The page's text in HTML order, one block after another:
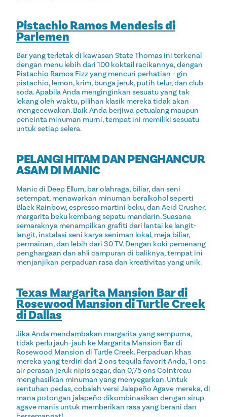
Pistachio Ramos Mendesis di
Parlemen
Bar yang terletak di kawasan State Thomas ini terkenal
dengan menu lebih dari 100 koktail racikannya, dengan
Pistachio Ramos Fizz yang mencuri perhatian - gin
pistachio, lemon, krim, bunga jeruk, putih telur, dan club
soda. Apabila Anda menginginkan sesuatu yang tak
lekang oleh waktu, pilihan klasik mereka tidak akan
mengecewakan. Baik Anda berjiwa petualang maupun
pencinta minuman murni, tempat ini memiliki sesuatu
untuk setiap selera.
PELANGI HITAM DAN PENGHANCUR
ASAM DI MANIC
Manic di Deep Ellum, bar olahraga, biliar, dan seni
setempat, menawarkan minuman beralkohol seperti
Black Rainbow, espresso martini beku, dan Acid Crusher,
margarita beku kembang sepatu mandarin. Suasana
semaraknya menampilkan grafiti dari lantai ke langit-
langit, instalasi seni karya seniman lokal, meja biliar,
permainan, dan lebih dari 30 TV. Dengan koki pemenang
penghargaan dan ahli campuran di baliknya, tempat ini
menjanjikan perpaduan rasa dan kreativitas yang unik.
Texas Margarita Mansion Bar di
Rosewood Mansion di Turtle Creek
di Dallas
Jika Anda mendambakan margarita yang sempurna,
tidak perlu jauh-jauh ke Margarita Mansion Bar di
Rosewood Mansion di Turtle Creek. Perpaduan khas
mereka yang terdiri dari 2 ons tequila favorit Anda, 1 ons
air perasan jeruk nipis segar, dan 0,75 ons Cointreau
menghasilkan minuman yang menyegarkan. Untuk
sentuhan pedas, cobalah versi Jalapeño Agave mereka, di
mana potongan jalapeño dikombinasikan dengan sirup
agave manis untuk memberikan rasa yang berani dan